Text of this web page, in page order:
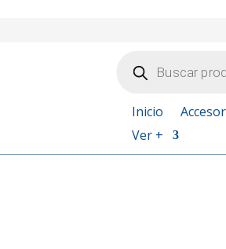
productos
Inicio
Ver +